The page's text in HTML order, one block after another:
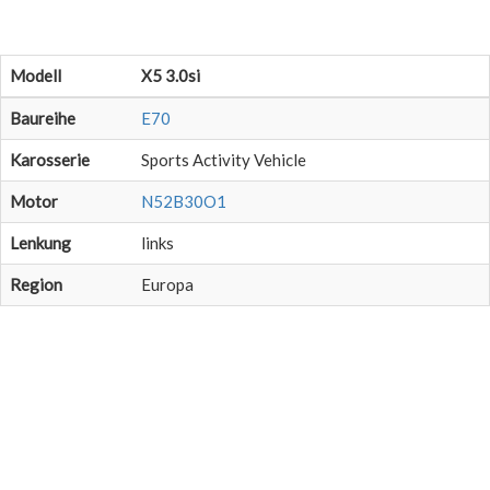
Modell X5 3.0si
Baureihe E70
Karosserie Sports Activity Vehicle
Motor N52B30O1
Lenkung links
Region Europa